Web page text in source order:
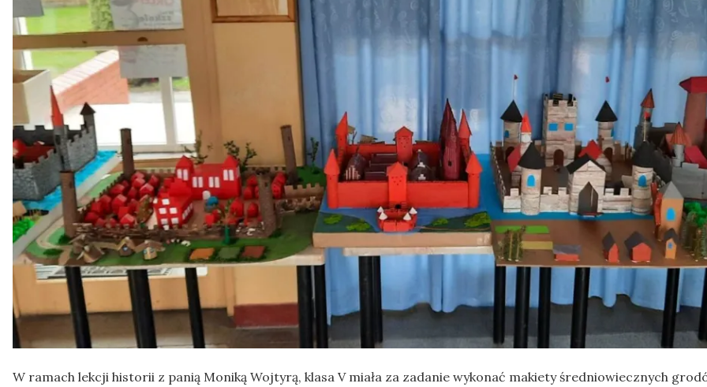
W ramach lekcji historii z panią Moniką Wojtyrą, klasa V miała za zadanie wykonać makiety średniowiecznych